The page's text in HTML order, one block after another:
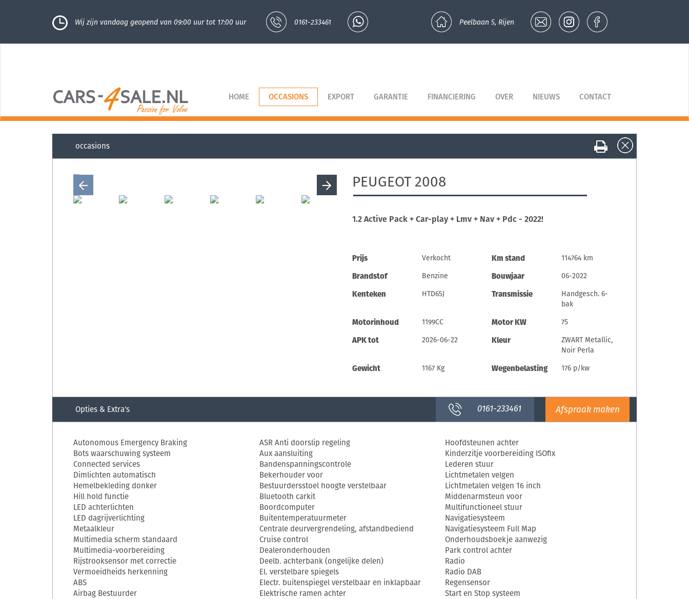
Wij zijn vandaag geopend van 09:00 uur tot 17:00 uur 0161-233461 Peelbaan 5, Rijen
HOME OCCASIONS EXPORT GARANTIE FINANCIERING OVER NIEUWS CONTACT
occasions
PEUGEOT 2008
1.2 Active Pack + Car-play + Lmv + Nav + Pdc - 2022!
Prijs Verkocht Km stand 114764 km
Brandstof Benzine Bouwjaar 06-2022
Kenteken HTD65J Transmissie
Handgesch. 6-
bak
Motorinhoud 1199CC Motor KW 75
APK tot 2026-06-22 Kleur
ZWART Metallic,
Noir Perla
Gewicht 1167 Kg Wegenbelasting 176 p/kw
Opties & Extra's 0161-233461
Autonomous Emergency Braking
Bots waarschuwing systeem
Connected services
Dimlichten automatisch
Hemelbekleding donker
Hill hold functie
LED achterlichten
LED dagrijverlichting
Metaalkleur
Multimedia scherm standaard
Multimedia-voorbereiding
Rijstrooksensor met correctie
Vermoeidheids herkenning
ABS
Airbag Bestuurder
ASR Anti doorslip regeling
Aux aansluiting
Bandenspanningscontrole
Bekerhouder voor
Bestuurdersstoel hoogte verstelbaar
Bluetooth carkit
Boordcomputer
Buitentemperatuurmeter
Centrale deurvergrendeling, afstandbediend
Cruise control
Dealeronderhouden
Deelb. achterbank (ongelijke delen)
El. verstelbare spiegels
Electr. buitenspiegel verstelbaar en inklapbaar
Elektrische ramen achter
Hoofdsteunen achter
Kinderzitje voorbereiding ISOfix
Lederen stuur
Lichtmetalen velgen
Lichtmetalen velgen 16 inch
Middenarmsteun voor
Multifunctioneel stuur
Navigatiesysteem
Navigatiesysteem Full Map
Onderhoudsboekje aanwezig
Park control achter
Radio
Radio DAB
Regensensor
Start en Stop systeem